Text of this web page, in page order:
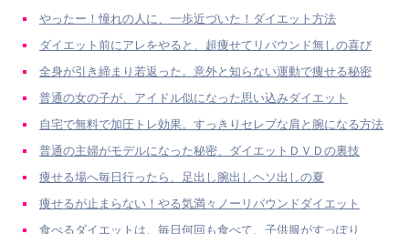
やったー！憧れの人に、一歩近づいた！ダイエット方法
ダイエット前にアレをやると、超痩せてリバウンド無しの喜び
全身が引き締まり若返った。意外と知らない運動で痩せる秘密
普通の女の子が、アイドル似になった思い込みダイエット
自宅で無料で加圧トレ効果。すっきりセレブな肩と腕になる方法
普通の主婦がモデルになった秘密、ダイエットＤＶＤの裏技
痩せる場へ毎日行ったら、足出し腕出しヘソ出しの夏
痩せるが止まらない！やる気満々ノーリバウンドダイエット
食べるダイエットは、毎日何回も食べて、子供服がすっぽり